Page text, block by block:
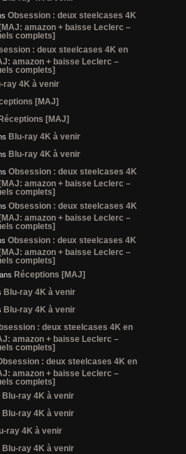
Obsession : deux steelcases 4K
amazon + baisse Leclerc –
complets]
: deux steelcases 4K en
amazon + baisse Leclerc –
complets]
ray 4K à venir
[MAJ]
[MAJ]
Blu-ray 4K à venir
Blu-ray 4K à venir
Obsession : deux steelcases 4K
amazon + baisse Leclerc –
complets]
Obsession : deux steelcases 4K
amazon + baisse Leclerc –
complets]
Obsession : deux steelcases 4K
amazon + baisse Leclerc –
complets]
Réceptions [MAJ]
Blu-ray 4K à venir
Blu-ray 4K à venir
: deux steelcases 4K en
amazon + baisse Leclerc –
complets]
: deux steelcases 4K en
amazon + baisse Leclerc –
complets]
Blu-ray 4K à venir
Blu-ray 4K à venir
ray 4K à venir
Blu-ray 4K à venir